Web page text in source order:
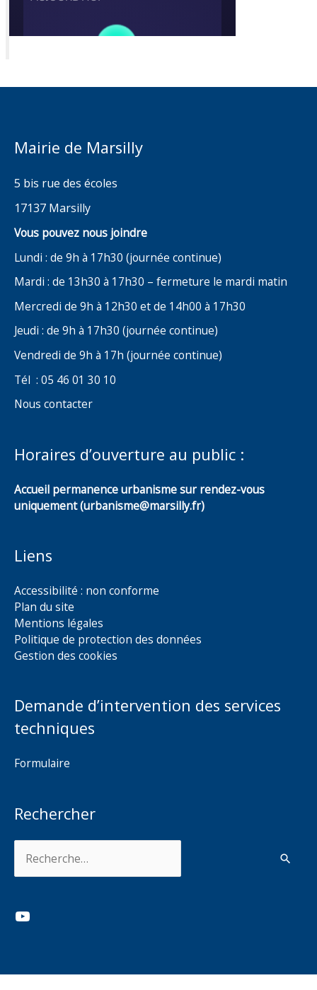
Mairie de Marsilly
5 bis rue des écoles
17137 Marsilly
Vous pouvez nous joindre
Lundi : de 9h à 17h30 (journée continue)
Mardi : de 13h30 à 17h30 – fermeture le mardi matin
Mercredi de 9h à 12h30 et de 14h00 à 17h30
Jeudi : de 9h à 17h30 (journée continue)
Vendredi de 9h à 17h (journée continue)
Tél : 05 46 01 30 10
Nous contacter
Horaires d’ouverture au public :
Accueil permanence urbanisme sur rendez-vous
uniquement (urbanisme@marsilly.fr)
Liens
Accessibilité : non conforme
Plan du site
Mentions légales
Politique de protection des données
Gestion des cookies
Demande d’intervention des services
techniques
Formulaire
Rechercher
YouTube